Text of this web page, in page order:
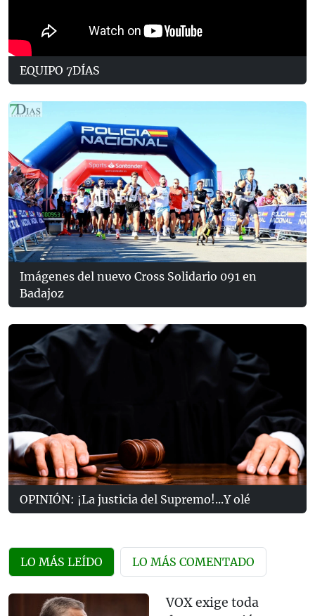
EQUIPO 7DÍAS
Imágenes del nuevo Cross Solidario 091 en
Badajoz
OPINIÓN: ¡La justicia del Supremo!...Y olé
LO MÁS LEÍDO LO MÁS COMENTADO
VOX exige toda